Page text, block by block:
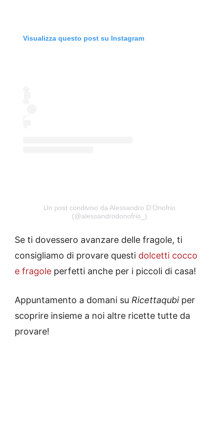
Visualizza questo post su Instagram
Un post condiviso da Alessandro D’Onofrio
(@alessandrodonofrio_)
Se ti dovessero avanzare delle fragole, ti
consigliamo di provare questi dolcetti cocco
e fragole perfetti anche per i piccoli di casa!
Appuntamento a domani su Ricettaqubiper
scoprire insieme a noi altre ricette tutte da
provare!